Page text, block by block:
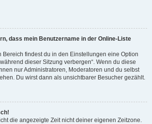
dass mein Benutzername in der Online-Liste
Bereich findest du in den Einstellungen eine Option
dieser Sitzung verbergen“. Wenn du diese
nur Administratoren, Moderatoren und du selbst
Du wirst dann als unsichtbarer Besucher gezählt.
die angezeigte Zeit nicht deiner eigenen Zeitzone.